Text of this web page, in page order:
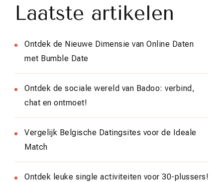
Laatste artikelen
Ontdek de Nieuwe Dimensie van Online Daten
met Bumble Date
Ontdek de sociale wereld van Badoo: verbind,
chat en ontmoet!
Vergelijk Belgische Datingsites voor de Ideale
Match
Ontdek leuke single activiteiten voor 30-plussers!